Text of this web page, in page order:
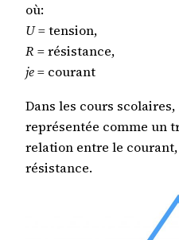
où:
U= tension,
R = résistance,
je= courant
Dans les cours
représentée comme un
relation entre le
résistance.